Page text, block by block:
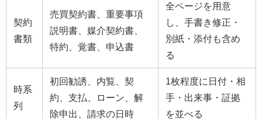
契約
書類
売買契約書、重要事項
説明書、媒介契約書、
特約、覚書、申込書
全ページを用意
し、手書き修正・
別紙・添付も含め
る
時系
列
初回勧誘、内覧、契
約、支払、ローン、解
除申出、請求の日時
1枚程度に日付・相
手・出来事・証拠
を並べる